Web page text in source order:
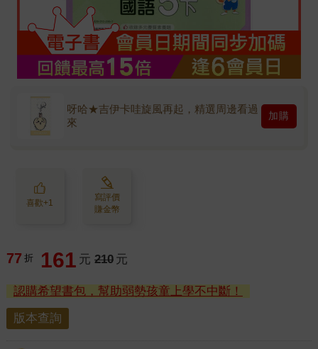
呀哈★吉伊卡哇旋風再起，精選周邊看過
來
加購
喜歡+1
寫評價
賺金幣
77 折 161 元 210 元
認購希望書包，幫助弱勢孩童上學不中斷！
版本查詢